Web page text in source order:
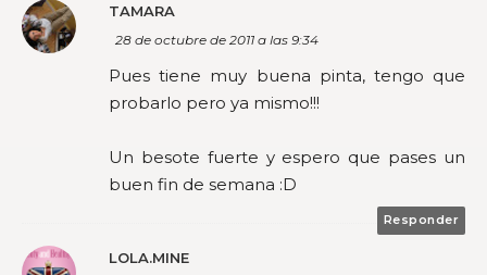
TAMARA
28 de octubre de 2011 a las 9:34
Pues tiene muy buena pinta, tengo que
probarlo pero ya mismo!!!
Un besote fuerte y espero que pases un
buen fin de semana :D
Responder
LOLA.MINE